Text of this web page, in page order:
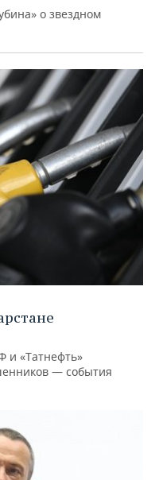
о звездном
и «Татнефть»
— события